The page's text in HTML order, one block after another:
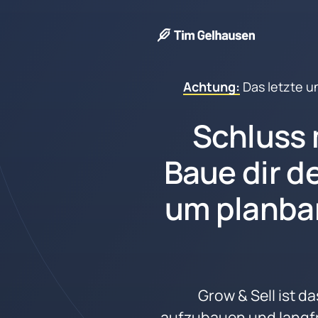
Achtung: Das letzte
Schluss
Baue dir
um
Grow & Sell ist